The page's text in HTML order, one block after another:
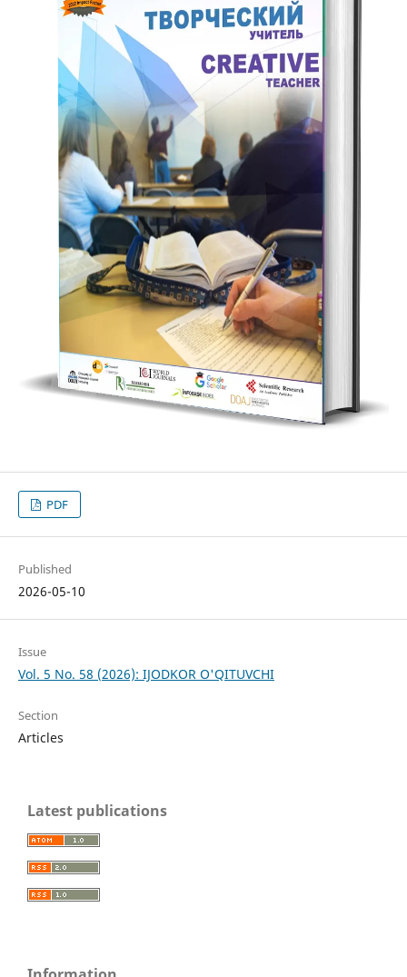
PDF
Published
2026-05-10
Issue
Vol. 5 No. 58 (2026): IJODKOR O'QITUVCHI
Section
Articles
Latest publications